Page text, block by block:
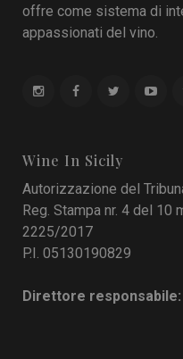
offre come sistema di
appassionati del vino.
Wine In Sicily
Autorizzazione del
Reg. Stampa nr. 4 del 10
2225/2017
P.I. 05130190829
Direttore